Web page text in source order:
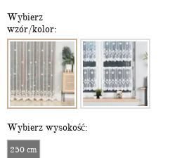
Wybierz
wzór/kolor:
Wybierz wysokość:
250 cm